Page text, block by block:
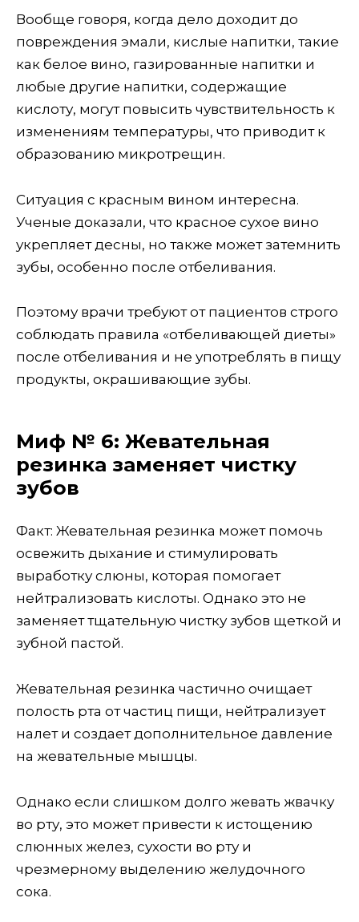
Вообще говоря, когда дело доходит до
повреждения эмали, кислые напитки, такие
как белое вино, газированные напитки и
любые другие напитки, содержащие
кислоту, могут повысить чувствительность к
изменениям температуры, что приводит к
образованию микротрещин.
Ситуация с красным вином интересна.
Ученые доказали, что красное сухое вино
укрепляет десны, но также может затемнить
зубы, особенно после отбеливания.
Поэтому врачи требуют от пациентов строго
соблюдать правила «отбеливающей диеты»
после отбеливания и не употреблять в пищу
продукты, окрашивающие зубы.
Миф № 6: Жевательная
резинка заменяет чистку
зубов
Факт: Жевательная резинка может помочь
освежить дыхание и стимулировать
выработку слюны, которая помогает
нейтрализовать кислоты. Однако это не
заменяет тщательную чистку зубов щеткой и
зубной пастой.
Жевательная резинка частично очищает
полость рта от частиц пищи, нейтрализует
налет и создает дополнительное давление
на жевательные мышцы.
Однако если слишком долго жевать жвачку
во рту, это может привести к истощению
слюнных желез, сухости во рту и
чрезмерному выделению желудочного
сока.